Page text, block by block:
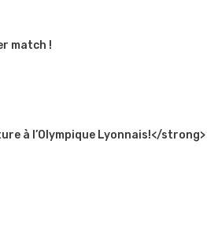
match !
à l’Olympique Lyonnais!</strong>